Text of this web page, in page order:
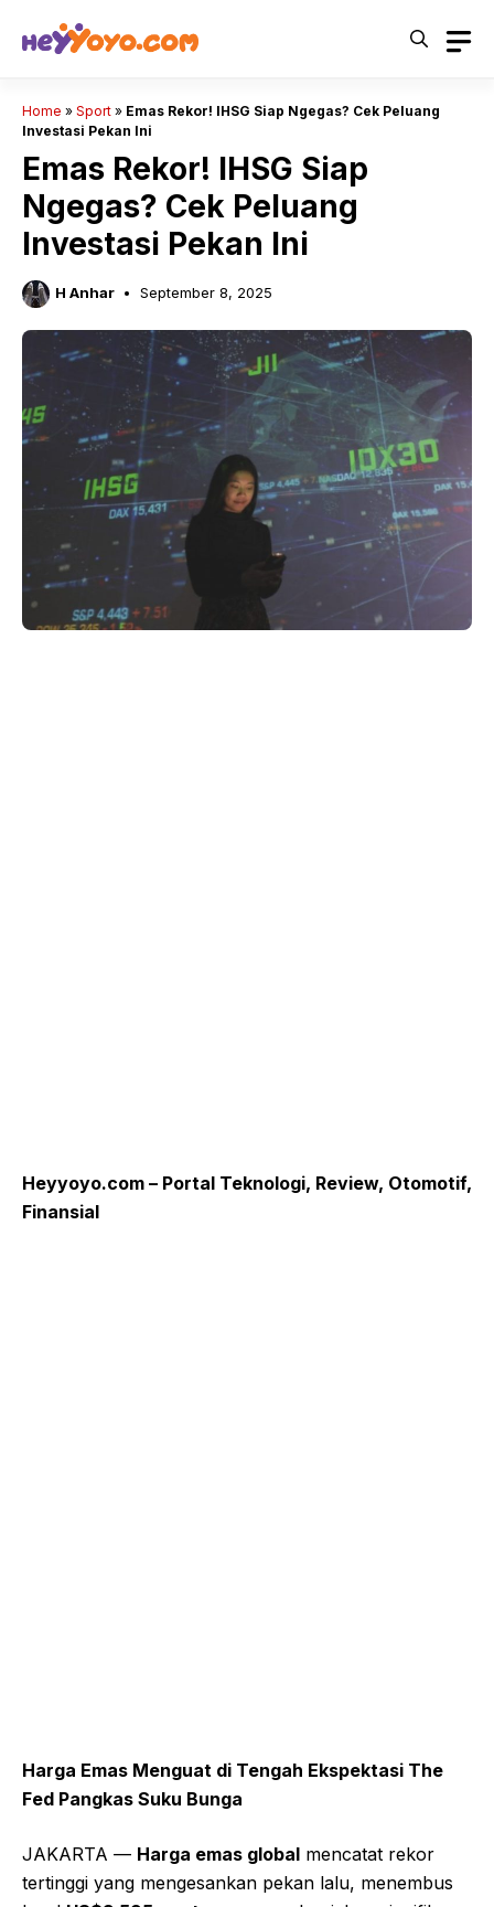
Home » Sport » Emas Rekor! IHSG Siap Ngegas? Cek Peluang
Investasi Pekan Ini
Emas Rekor! IHSG Siap
Ngegas? Cek Peluang
Investasi Pekan Ini
H Anhar September 8, 2025
Heyyoyo.com – Portal Teknologi, Review, Otomotif,
Finansial
Harga Emas Menguat di Tengah Ekspektasi The
Fed Pangkas Suku Bunga
JAKARTA — Harga emas global mencatat rekor
tertinggi yang mengesankan pekan lalu, menembus